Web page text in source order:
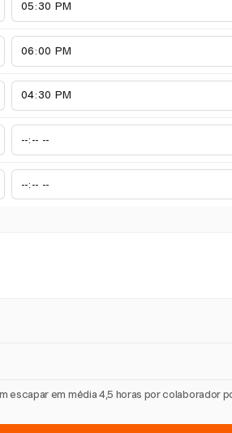
escapar em média 4,5 horas por colaborador